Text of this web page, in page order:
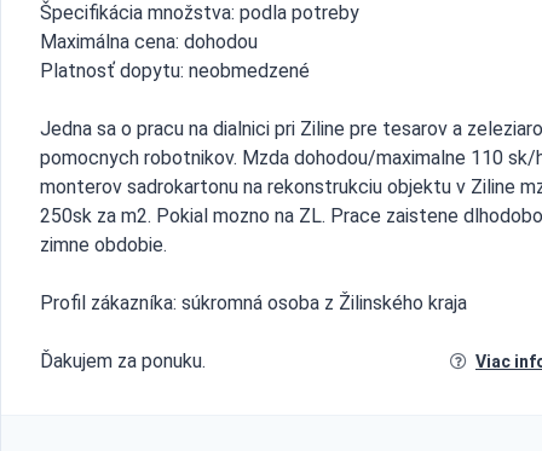
Špecifikácia množstva: podla potreby
Maximálna cena: dohodou
Platnosť dopytu: neobmedzené
Jedna sa o pracu na dialnici pri Ziline pre tesarov a
pomocnych robotnikov. Mzda dohodou/maximalne 110 sk/
monterov sadrokartonu na rekonstrukciu objektu v Ziline
250sk za m2. Pokial mozno na ZL. Prace zaistene
zimne obdobie.
Profil zákazníka: súkromná osoba z Žilinského kraja
Ďakujem za ponuku. Viac